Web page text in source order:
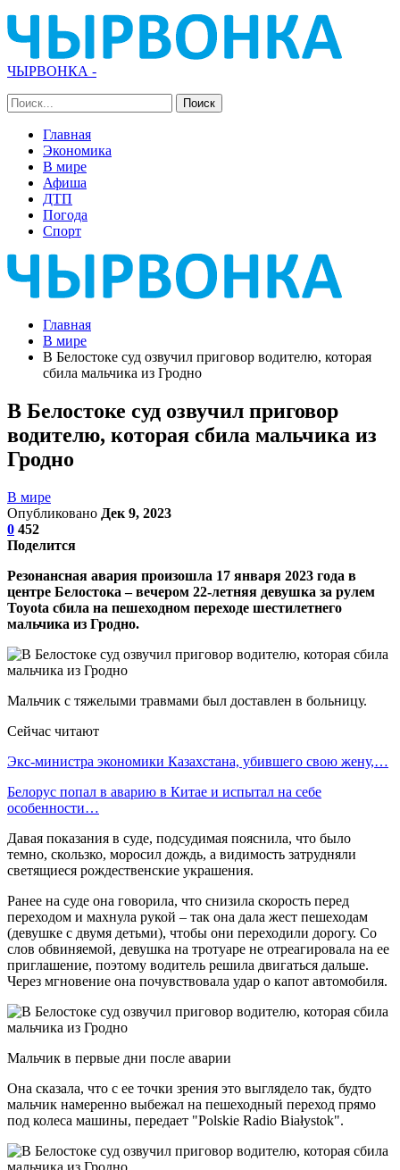
ЧЫРВОНКА -
Главная
Экономика
В мире
Афиша
ДТП
Погода
Спорт
Главная
В мире
В Белостоке суд озвучил приговор водителю, которая
сбила мальчика из Гродно
В Белостоке суд озвучил приговор
водителю, которая сбила мальчика из
Гродно
В мире
Опубликовано Дек 9, 2023
0 452
Поделится
Резонансная авария произошла 17 января 2023 года в
центре Белостока – вечером 22-летняя девушка за рулем
Toyota сбила на пешеходном переходе шестилетнего
мальчика из Гродно.
Мальчик с тяжелыми травмами был доставлен в больницу.
Сейчас читают
Экс-министра экономики Казахстана, убившего свою жену,…
Белорус попал в аварию в Китае и испытал на себе
особенности…
Давая показания в суде, подсудимая пояснила, что было
темно, скользко, моросил дождь, а видимость затрудняли
светящиеся рождественские украшения.
Ранее на суде она говорила, что снизила скорость перед
переходом и махнула рукой – так она дала жест пешеходам
(девушке с двумя детьми), чтобы они переходили дорогу. Со
слов обвиняемой, девушка на тротуаре не отреагировала на ее
приглашение, поэтому водитель решила двигаться дальше.
Через мгновение она почувствовала удар о капот автомобиля.
Мальчик в первые дни после аварии
Она сказала, что с ее точки зрения это выглядело так, будто
мальчик намеренно выбежал на пешеходный переход прямо
под колеса машины, передает "Polskie Radio Białystok".